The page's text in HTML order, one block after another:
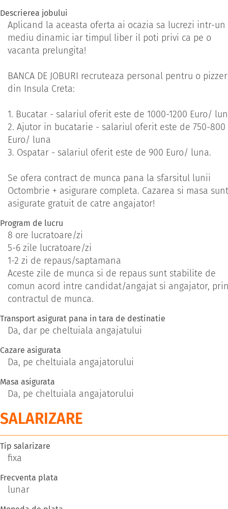
Descrierea jobului
Aplicand la aceasta oferta ai ocazia sa lucrezi intr-un
mediu dinamic iar timpul liber il poti privi ca pe o
vacanta prelungita!
BANCA DE JOBURI recruteaza personal pentru o
din Insula Creta:
1. Bucatar - salariul oferit este de 1000-1200 Euro/
2. Ajutor in bucatarie - salariul oferit este de 750-800
Euro/ luna
3. Ospatar - salariul oferit este de 900 Euro/ luna.
Se ofera contract de munca pana la sfarsitul lunii
Octombrie + asigurare completa. Cazarea si masa sunt
asigurate gratuit de catre angajator!
Program de lucru
8 ore lucratoare/zi
5-6 zile lucratoare/zi
1-2 zi de repaus/saptamana
Aceste zile de munca si de repaus sunt stabilite de
comun acord intre candidat/angajat si angajator,
contractul de munca.
Transport asigurat pana in tara de destinatie
Da, dar pe cheltuiala angajatului
Cazare asigurata
Da, pe cheltuiala angajatorului
Masa asigurata
Da, pe cheltuiala angajatorului
SALARIZARE
Tip salarizare
fixa
Frecventa plata
lunar